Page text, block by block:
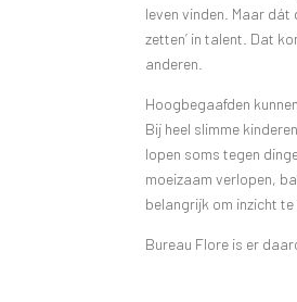
leven vinden. Maar dát
zetten’ in talent. Dat
anderen.
Hoogbegaafden
Bij heel slimme
lopen soms tegen
moeizaam verlopen,
belangrijk om inzicht
Bureau Flore is er